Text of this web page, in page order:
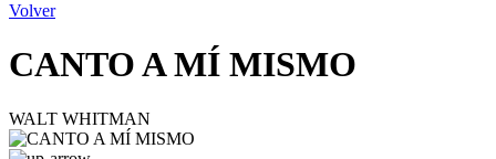
Volver
CANTO A MÍ MISMO
WALT WHITMAN